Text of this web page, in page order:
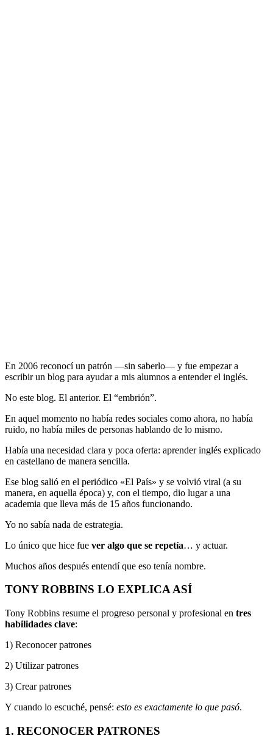
En 2006 reconocí un patrón —sin saberlo— y fue empezar a
escribir un blog para ayudar a mis alumnos a entender el inglés.
No este blog. El anterior. El “embrión”.
En aquel momento no había redes sociales como ahora, no había
ruido, no había miles de personas hablando de lo mismo.
Había una necesidad clara y poca oferta: aprender inglés explicado
en castellano de manera sencilla.
Ese blog salió en el periódico «El País» y se volvió viral (a su
manera, en aquella época) y, con el tiempo, dio lugar a una
academia que lleva más de 15 años funcionando.
Yo no sabía nada de estrategia.
Lo único que hice fue ver algo que se repetía… y actuar.
Muchos años después entendí que eso tenía nombre.
TONY ROBBINS LO EXPLICA ASÍ
Tony Robbins resume el progreso personal y profesional en tres
habilidades clave:
1) Reconocer patrones
2) Utilizar patrones
3) Crear patrones
Y cuando lo escuché, pensé: esto es exactamente lo que pasó.
1. RECONOCER PATRONES